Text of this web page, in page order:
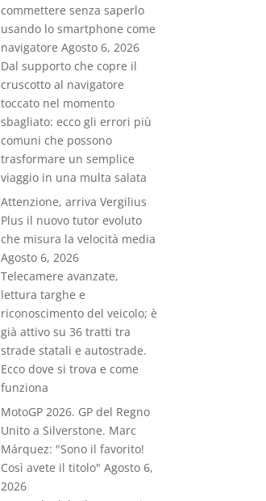
commettere senza saperlo
usando lo smartphone come
navigatore Agosto 6, 2026
Dal supporto che copre il
cruscotto al navigatore
toccato nel momento
sbagliato: ecco gli errori più
comuni che possono
trasformare un semplice
viaggio in una multa salata
Attenzione, arriva Vergilius
Plus il nuovo tutor evoluto
che misura la velocità media
Agosto 6, 2026
Telecamere avanzate,
lettura targhe e
riconoscimento del veicolo; è
già attivo su 36 tratti tra
strade statali e autostrade.
Ecco dove si trova e come
funziona
MotoGP 2026. GP del Regno
Unito a Silverstone. Marc
Márquez: "Sono il favorito!
Così avete il titolo" Agosto 6,
2026